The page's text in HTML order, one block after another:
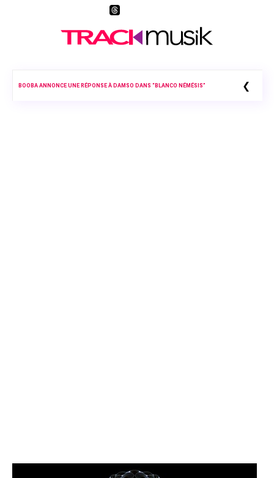
BOOBA ANNONCE UNE RÉPONSE À DAMSO DANS “BLANCO NÉMÉSIS” ❮